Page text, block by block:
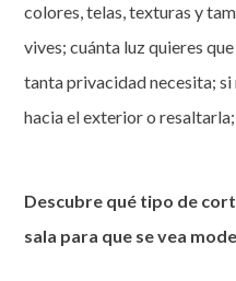
colores, telas, texturas y
vives; cuánta luz quieres
tanta privacidad necesita;
hacia el exterior o
Descubre qué tipo de
sala para que se vea